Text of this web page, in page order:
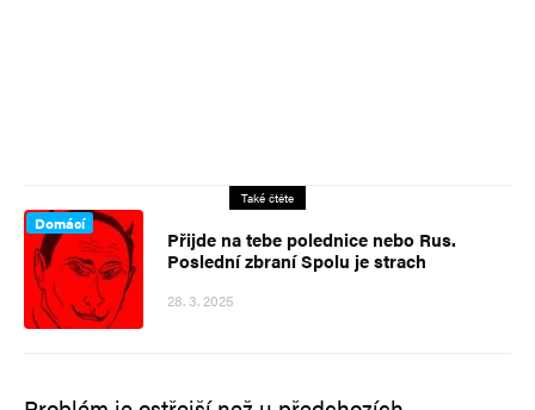
Také čtěte
Domácí
Přijde na tebe polednice nebo Rus.
Poslední zbraní Spolu je strach
28. 3. 2025